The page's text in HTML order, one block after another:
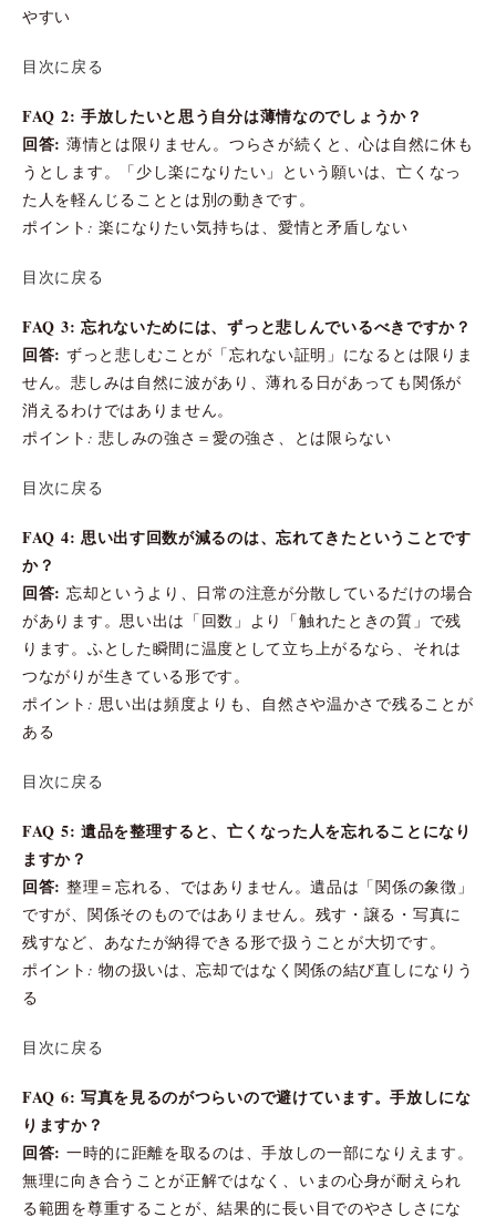
やすい
目次に戻る
FAQ 2: 手放したいと思う自分は薄情なのでしょうか？
回答: 薄情とは限りません。つらさが続くと、心は自然に休も
うとします。「少し楽になりたい」という願いは、亡くなっ
た人を軽んじることとは別の動きです。
ポイント: 楽になりたい気持ちは、愛情と矛盾しない
目次に戻る
FAQ 3: 忘れないためには、ずっと悲しんでいるべきですか？
回答: ずっと悲しむことが「忘れない証明」になるとは限りま
せん。悲しみは自然に波があり、薄れる日があっても関係が
消えるわけではありません。
ポイント: 悲しみの強さ＝愛の強さ、とは限らない
目次に戻る
FAQ 4: 思い出す回数が減るのは、忘れてきたということです
か？
回答: 忘却というより、日常の注意が分散しているだけの場合
があります。思い出は「回数」より「触れたときの質」で残
ります。ふとした瞬間に温度として立ち上がるなら、それは
つながりが生きている形です。
ポイント: 思い出は頻度よりも、自然さや温かさで残ることが
ある
目次に戻る
FAQ 5: 遺品を整理すると、亡くなった人を忘れることになり
ますか？
回答: 整理＝忘れる、ではありません。遺品は「関係の象徴」
ですが、関係そのものではありません。残す・譲る・写真に
残すなど、あなたが納得できる形で扱うことが大切です。
ポイント: 物の扱いは、忘却ではなく関係の結び直しになりう
る
目次に戻る
FAQ 6: 写真を見るのがつらいので避けています。手放しにな
りますか？
回答: 一時的に距離を取るのは、手放しの一部になりえます。
無理に向き合うことが正解ではなく、いまの心身が耐えられ
る範囲を尊重することが、結果的に長い目でのやさしさにな